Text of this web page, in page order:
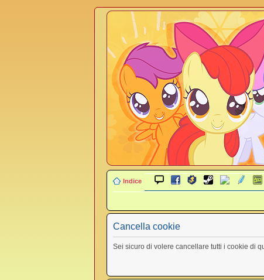
Indice
Cancella cookie
Sei sicuro di volere cancellare tutti i cookie di